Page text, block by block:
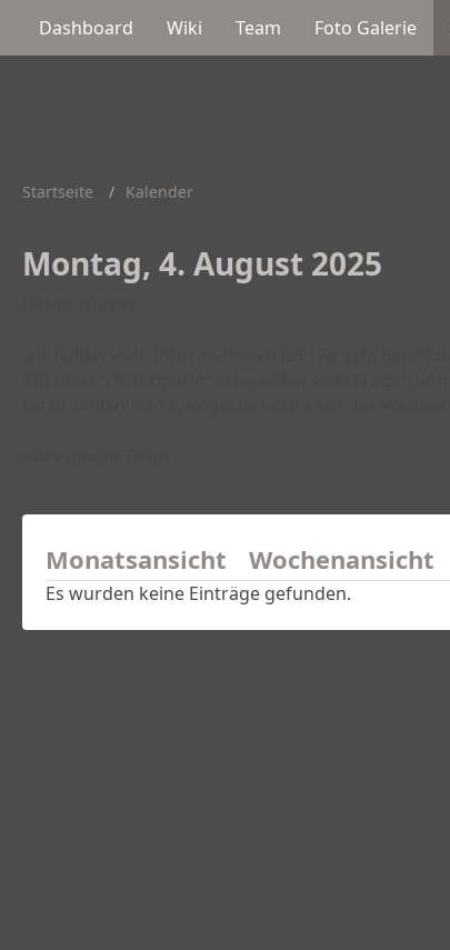
Dashboard Wiki Team Foto Galerie
Startseite Kalender
Montag, 4. August 2025
Monatsansicht Wochenansicht
Es wurden keine Einträge gefunden.